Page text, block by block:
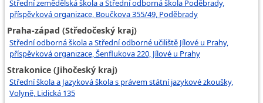
Střední zemědělská škola a Střední odborná škola Poděbrady,
příspěvková organizace, Boučkova 355/49, Poděbrady
Praha-západ (Středočeský kraj)
Střední odborná škola a Střední odborné učiliště Jílové u Prahy,
příspěvková organizace, Šenflukova 220, Jílové u Prahy
Strakonice (Jihočeský kraj)
Střední škola a Jazyková škola s právem státní jazykové zkoušky,
Volyně, Lidická 135